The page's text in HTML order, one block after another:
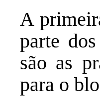
A
parte
são as
para o